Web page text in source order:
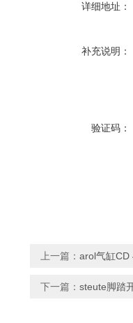
详细地址：
补充说明：
验证码：
上一篇： arol气缸CD
下一篇： steute脚踏